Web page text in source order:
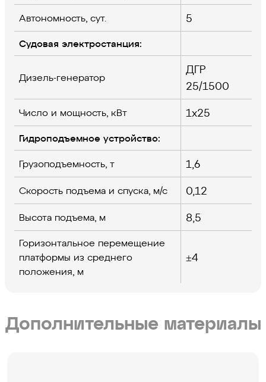
Автономность, сут. 5
Судовая электростанция:
Дизель-генератор
ДГР
25/1500
Число и мощность, кВт 1x25
Гидроподъемное устройство:
Грузоподъемность, т
1,6
Скорость подъема и спуска, м/с 0,12
Высота подъема, м 8,5
Горизонтальное перемещение
платформы из среднего
положения, м
±4
Дополнительные материалы